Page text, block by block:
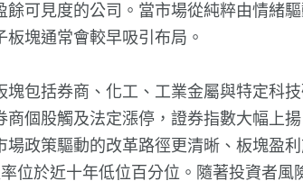
餘可見度的公司。當市場從純粹由情緒
塊通常會較早吸引布局。
塊包括券商、化工、工業金屬與特定科
商個股觸及法定漲停，證券指數大幅上
場政策驅動的改革路徑更清晰、板塊盈
位於近十年低位百分位。隨著投資者風